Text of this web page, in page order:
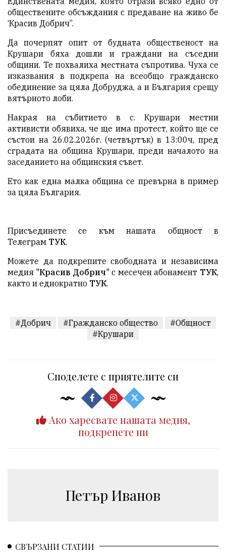
обществените обсъждания с предаване на живо бе
‘Красив Добрич”.
Да почерпят опит от будната общественост на
Крушари бяха дошли и граждани на съседни
общини. Те похвалиха местната съпротива. Чуха се
изказвания в подкрепа на всеобщо гражданско
обединение за цяла Добруджа, а и България срещу
вятърното лоби.
Накрая на събитието в с. Крушари местни
активисти обявиха, че ще има протест, който ще се
състои на 26.02.2026г. (четвъртък) в 13:00ч, пред
сградата на община Крушари, преди началото на
заседанието на общинския съвет.
Ето как една малка община се превърна в пример
за цяла България.
Присъединете се към нашата общност в
Телеграм ТУК.
Можете да подкрепите свободната и независима
медия "Красив Добрич" с месечен абонамент ТУК,
както и еднократно ТУК.
#Добрич #Гражданско общество
#Общност
#Крушари
Споделете с приятелите си
Ако харесвате нашата медия,
подкрепете ни
Петър Иванов
СВЪРЗАНИ СТАТИИ